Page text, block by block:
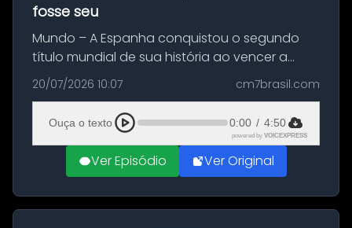
fosse seu
Mundo – A Espanha conquistou o segundo
título mundial de sua história ao vencer a
Argentina por 1 a 0, neste domingo (19), na
decisão da Copa do Mundo de 2026. Depois
de um duelo sem gols durante o te...
20/07/2026 10:07 cm7brasil.com
Ouça o texto 0:00 / 4:50
powered by VOICEXPRESS
Ver Episódio Ver Original